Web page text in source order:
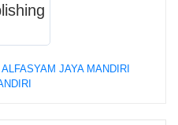
JAYA MANDIRI